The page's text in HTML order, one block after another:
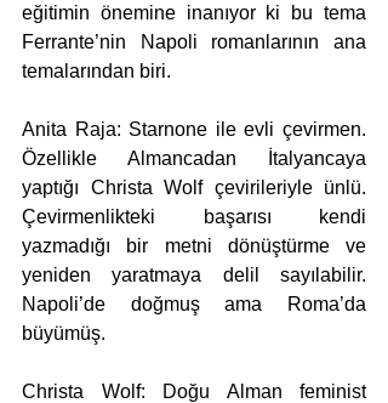
eğitimin önemine inanıyor ki bu tema
Ferrante’nin Napoli romanlarının ana
temalarından biri.
Anita Raja: Starnone ile evli çevirmen.
Özellikle Almancadan İtalyancaya
yaptığı Christa Wolf çevirileriyle ünlü.
Çevirmenlikteki başarısı kendi
yazmadığı bir metni dönüştürme ve
yeniden yaratmaya delil sayılabilir.
Napoli’de doğmuş ama Roma’da
büyümüş.
Christa Wolf: Doğu Alman feminist